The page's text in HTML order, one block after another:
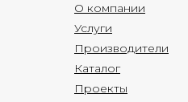
О компании
Услуги
Производители
Каталог
Проекты